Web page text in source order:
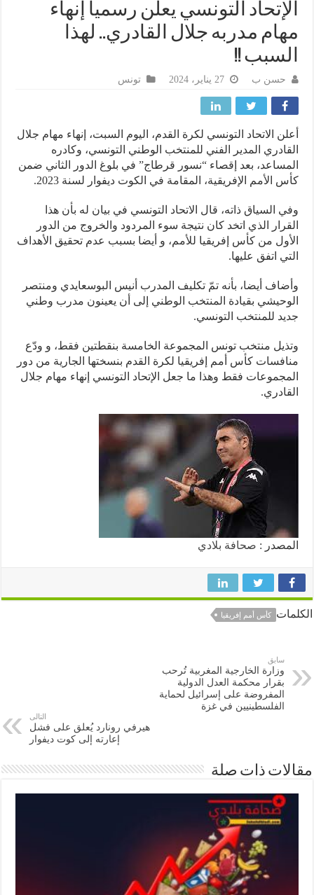
التونسي يعلن رسمياً إنهاء
مدربه جلال القادري.. لهذا
!!
حسن ب تونس
الاتحاد التونسي لكرة القدم، اليوم السبت، إنهاء مهام جلال
المدير الفني للمنتخب الوطني التونسي، وكادره
بعد إقصاء “نسور قرطاج” في بلوغ الدور الثاني ضمن
الأمم الإفريقية، المقامة في الكوت ديفوار لسنة 2023.
السياق ذاته، قال الاتحاد التونسي في بيان له بأن هذا
الذي اتخد كان نتيجة سوء المردود والخروج من الدور
من كأس إفريقيا للأمم، و أيضا بسبب عدم تحقيق الأهداف
اتفق عليها.
أيضا، بأنه تمّ تكليف المدرب أنيس البوسعايدي ومنتصر
بقيادة المنتخب الوطني إلى أن يعينون مدرب وطني
للمنتخب التونسي.
منتخب تونس المجموعة الخامسة بنقطتين فقط، و ودّع
كأس أمم إفريقيا لكرة القدم بنسختها الجارية من دور
فقط وهذا ما جعل الإتحاد التونسي إنهاء مهام جلال
:صحافة بلادي
كأس أمم إفريقيا
وزارة الخارجية المغربية تُرحب
بقرار محكمة العدل الدولية
المفروضة على إسرائيل لحماية
الفلسطينيين في غزة
هيرفي رونارد يُعلق على فشل
إعارته إلى كوت ديفوار
ذات صلة